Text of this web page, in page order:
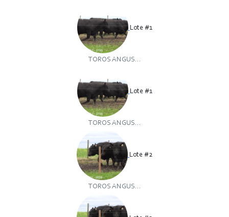
Lote #1
TOROS ANGUS...
Lote #1
TOROS ANGUS...
Lote #2
TOROS ANGUS...